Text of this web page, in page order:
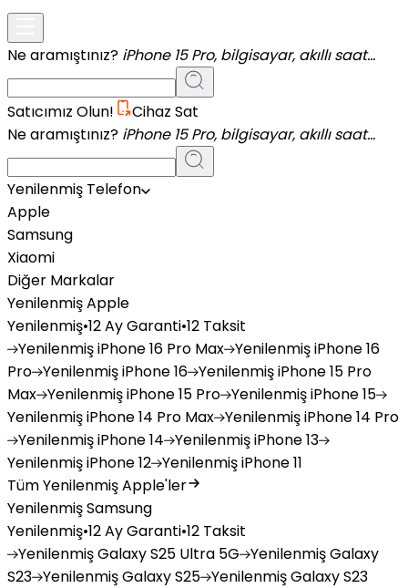
Ne aramıştınız? iPhone 15 Pro, bilgisayar, akıllı saat...
Satıcımız Olun!
Cihaz Sat
Ne aramıştınız? iPhone 15 Pro, bilgisayar, akıllı saat...
Yenilenmiş Telefon
Apple
Samsung
Xiaomi
Diğer Markalar
Yenilenmiş Apple
Yenilenmiş•12 Ay Garanti•12 Taksit
YenilenmişiPhone 16 Pro Max YenilenmişiPhone 16
Pro YenilenmişiPhone 16 YenilenmişiPhone 15 Pro
Max YenilenmişiPhone 15 Pro YenilenmişiPhone 15
YenilenmişiPhone 14 Pro Max YenilenmişiPhone 14 Pro
YenilenmişiPhone 14 YenilenmişiPhone 13
YenilenmişiPhone 12 YenilenmişiPhone 11
Tüm Yenilenmiş Apple'ler
Yenilenmiş Samsung
Yenilenmiş•12 Ay Garanti•12 Taksit
YenilenmişGalaxy S25 Ultra 5G YenilenmişGalaxy
S23 YenilenmişGalaxy S25 YenilenmişGalaxy S23